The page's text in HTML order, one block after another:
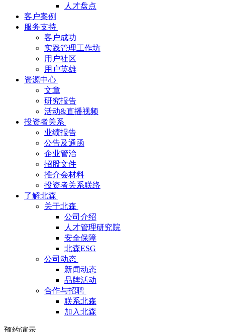
人才盘点
客户案例
服务支持
客户成功
实践管理工作坊
用户社区
用户英雄
资源中心
文章
研究报告
活动&直播视频
投资者关系
业绩报告
公告及通函
企业管治
招股文件
推介会材料
投资者关系联络
了解北森
关于北森
公司介绍
人才管理研究院
安全保障
北森ESG
公司动态
新闻动态
品牌活动
合作与招聘
联系北森
加入北森
预约演示